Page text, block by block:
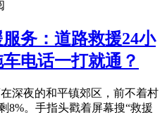
务：道路救援24小
电话一打就通？
深夜的和平镇郊区，前不着村
8%。手指头戳着屏幕搜“救援